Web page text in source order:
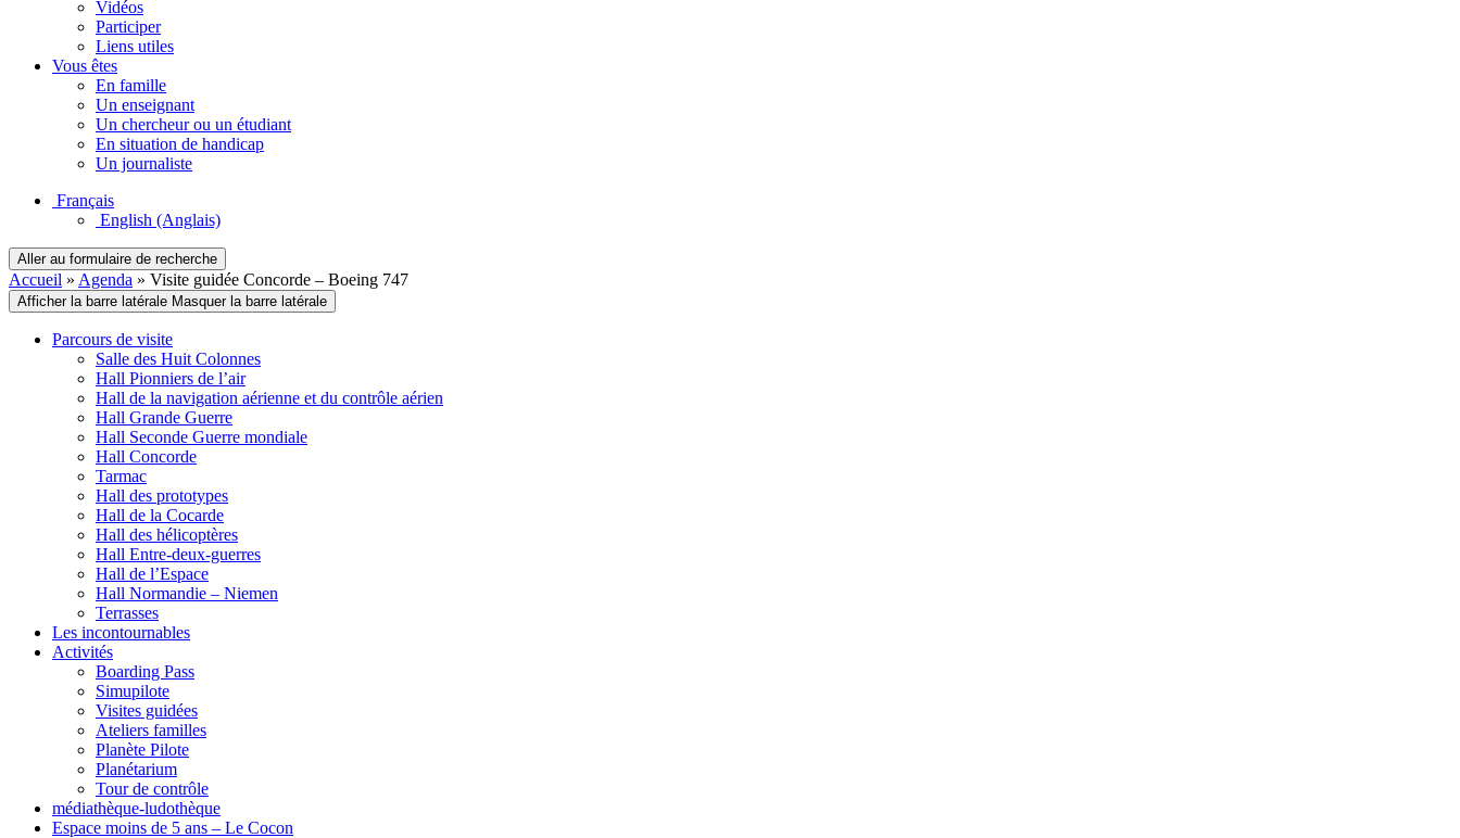
Vidéos
Participer
Liens utiles
Vous êtes
En famille
Un enseignant
Un chercheur ou un étudiant
En situation de handicap
Un journaliste
Français
English (Anglais)
Aller au formulaire de recherche
Accueil » Agenda » Visite guidée Concorde – Boeing 747
Afficher la barre latérale Masquer la barre latérale
Parcours de visite
Salle des Huit Colonnes
Hall Pionniers de l’air
Hall de la navigation aérienne et du contrôle aérien
Hall Grande Guerre
Hall Seconde Guerre mondiale
Hall Concorde
Tarmac
Hall des prototypes
Hall de la Cocarde
Hall des hélicoptères
Hall Entre-deux-guerres
Hall de l’Espace
Hall Normandie – Niemen
Terrasses
Les incontournables
Activités
Boarding Pass
Simupilote
Visites guidées
Ateliers familles
Planète Pilote
Planétarium
Tour de contrôle
médiathèque-ludothèque
Espace moins de 5 ans – Le Cocon